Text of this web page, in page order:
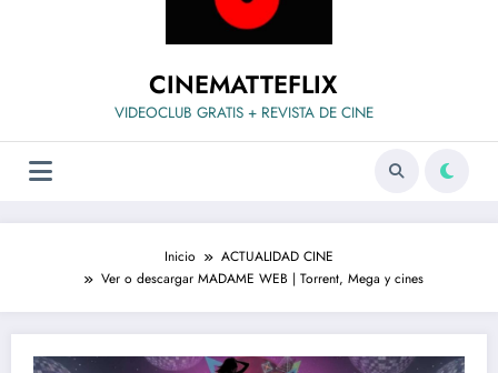
CINEMATTEFLIX
VIDEOCLUB GRATIS + REVISTA DE CINE
Inicio
ACTUALIDAD CINE
Ver o descargar MADAME WEB | Torrent, Mega y cines